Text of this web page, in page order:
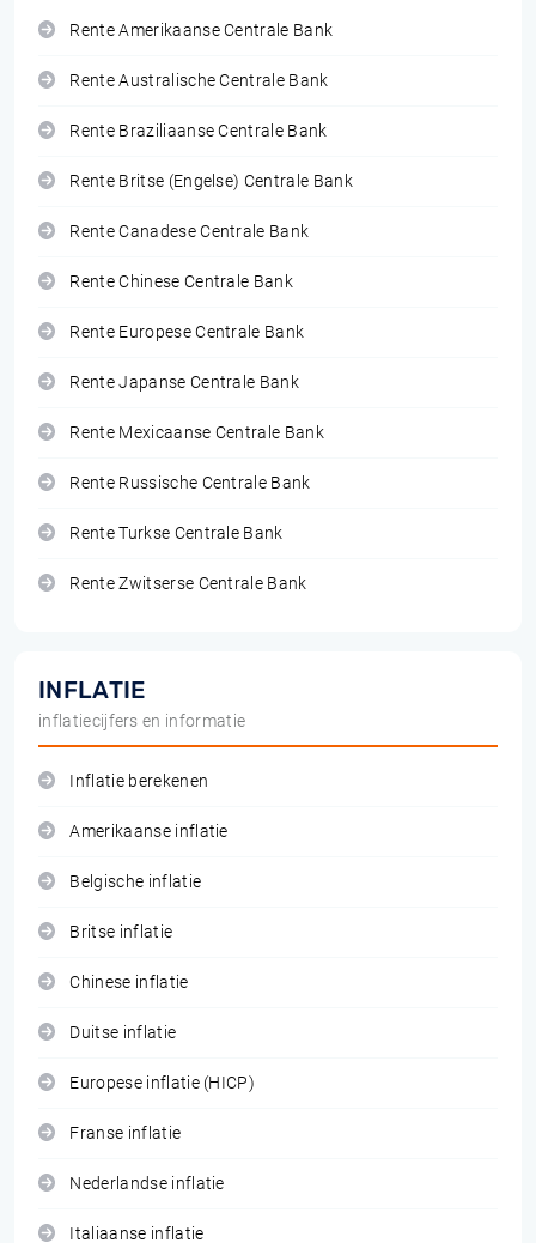
Rente Amerikaanse Centrale Bank
Rente Australische Centrale Bank
Rente Braziliaanse Centrale Bank
Rente Britse (Engelse) Centrale Bank
Rente Canadese Centrale Bank
Rente Chinese Centrale Bank
Rente Europese Centrale Bank
Rente Japanse Centrale Bank
Rente Mexicaanse Centrale Bank
Rente Russische Centrale Bank
Rente Turkse Centrale Bank
Rente Zwitserse Centrale Bank
INFLATIE
inflatiecijfers en informatie
Inflatie berekenen
Amerikaanse inflatie
Belgische inflatie
Britse inflatie
Chinese inflatie
Duitse inflatie
Europese inflatie (HICP)
Franse inflatie
Nederlandse inflatie
Italiaanse inflatie